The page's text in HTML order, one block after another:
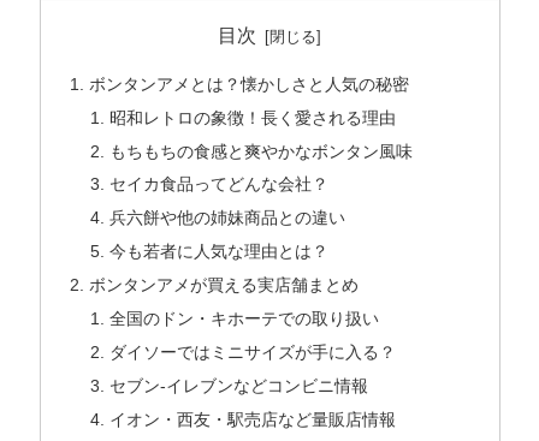
目次
ボンタンアメとは？懐かしさと人気の秘密
昭和レトロの象徴！長く愛される理由
もちもちの食感と爽やかなボンタン風味
セイカ食品ってどんな会社？
兵六餅や他の姉妹商品との違い
今も若者に人気な理由とは？
ボンタンアメが買える実店舗まとめ
全国のドン・キホーテでの取り扱い
ダイソーではミニサイズが手に入る？
セブン-イレブンなどコンビニ情報
イオン・西友・駅売店など量販店情報